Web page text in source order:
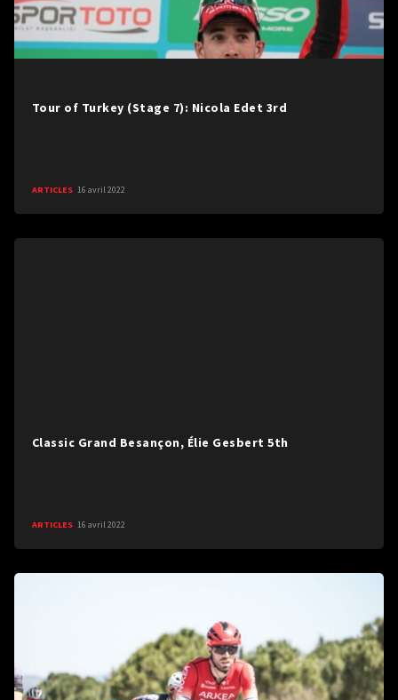
Tour of Turkey (Stage 7): Nicola Edet 3rd
ARTICLES 16 avril 2022
Classic Grand Besançon, Élie Gesbert 5th
ARTICLES 16 avril 2022